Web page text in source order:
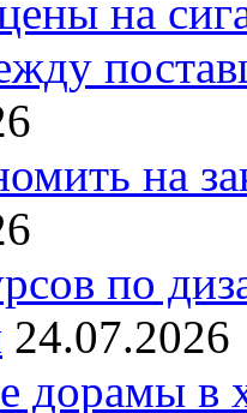
на
на
по
24.07.2026
дорамы в